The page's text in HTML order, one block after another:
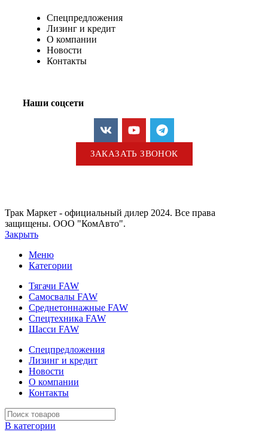
Спецпредложения
Лизинг и кредит
О компании
Новости
Контакты
Наши соцсети
ЗАКАЗАТЬ ЗВОНОК
Трак Маркет - официальный дилер 2024. Все права
защищены. ООО "КомАвто".
Закрыть
Меню
Категории
Тягачи FAW
Самосвалы FAW
Среднетоннажные FAW
Спецтехника FAW
Шасси FAW
Спецпредложения
Лизинг и кредит
Новости
О компании
Контакты
В категории